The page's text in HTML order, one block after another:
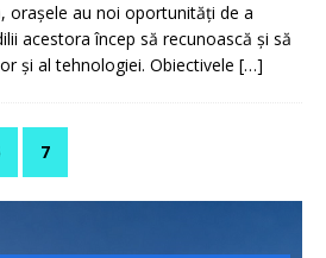
orașele au noi oportunități de a
acestora încep să recunoască și să
și al tehnologiei. Obiectivele […]
7